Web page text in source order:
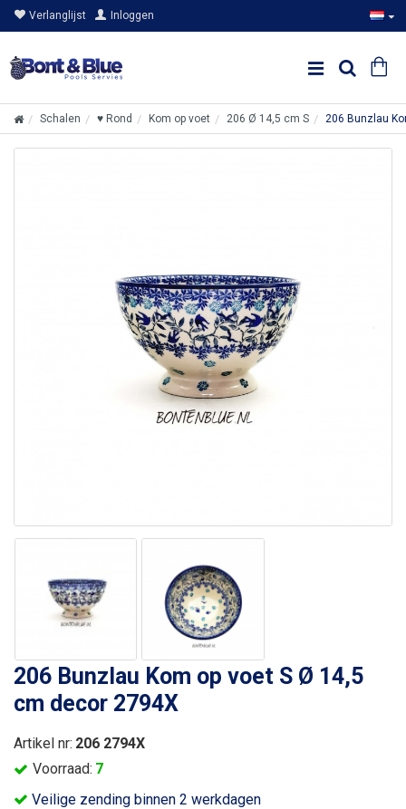
Verlanglijst Inloggen
Schalen ♥ Rond Kom op voet 206 Ø 14,5 cm S 206 Bunzlau
206 Bunzlau Kom op voet S Ø 14,5
cm decor 2794X
Veilige zending binnen 2 werkdagen
Voorraad: 7
Artikel nr: 206 2794X